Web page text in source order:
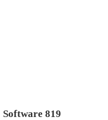
Software 819